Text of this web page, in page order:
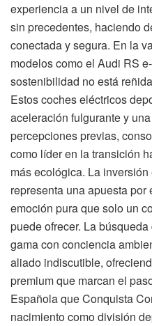
experiencia a un nivel de
sin precedentes, haciendo
conectada y segura. En la
modelos como el Audi RS
sostenibilidad no está
Estos coches eléctricos
aceleración fulgurante y
percepciones previas,
como líder en la transición
más ecológica. La
representa una apuesta
emoción pura que solo un
puede ofrecer. La
gama con conciencia
aliado indiscutible,
premium que marcan el
Española que Conquista
nacimiento como división